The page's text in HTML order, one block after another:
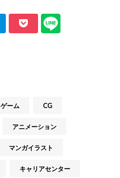
ゲーム CG
アニメーション
マンガイラスト
キャリアセンター